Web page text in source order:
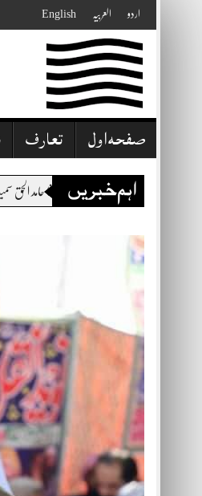
to
content
اردو العربیہ English
صفحہ اول تعارف
اہم خبریں
الحق سمیت شہداء کی خبر سے دل رنجیدہ ہے،یہ